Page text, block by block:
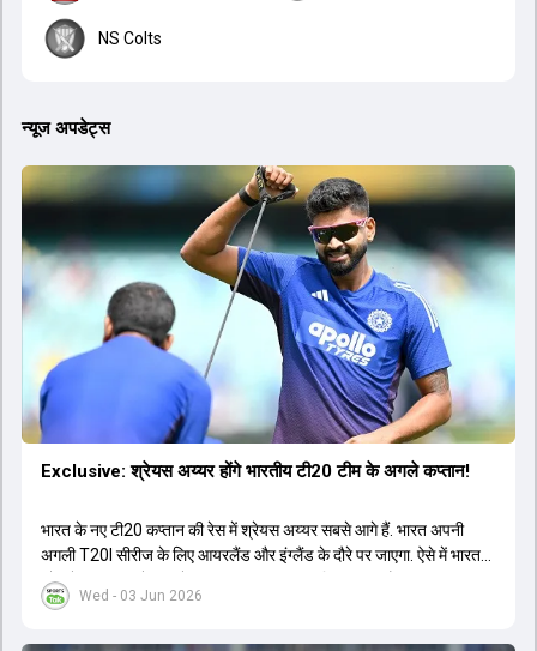
NS Colts
न्यूज अपडेट्स
Wed - 03 Jun 2026
Exclusive: श्रेयस अय्यर होंगे भारतीय टी20 टीम के अगले कप्तान!
भारत के नए टी20 कप्तान की रेस में श्रेयस अय्यर सबसे आगे हैं. भारत अपनी
अगली T20I सीरीज के लिए आयरलैंड और इंग्लैंड के दौरे पर जाएगा. ऐसे में भारत
को श्रेयस अय्यर के रूप में एक नया T20I कप्तान मिल सकता है.